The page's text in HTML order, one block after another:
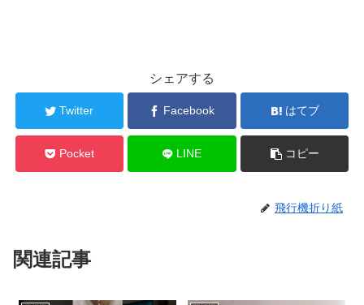
シェアする
Twitter Facebook はてブ
Pocket LINE コピー
飛行機折り紙
関連記事